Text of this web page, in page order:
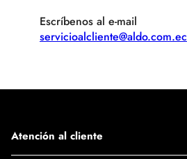
Escríbenos al e-mail
servicioalcliente@aldo.com.ec
Atención al cliente